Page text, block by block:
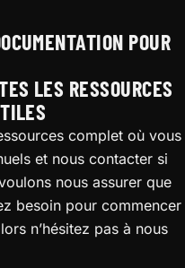
POUR
LES RESSOURCES
complet où vous
et nous contacter si
nous assurer que
besoin pour commencer
n’hésitez pas à nous